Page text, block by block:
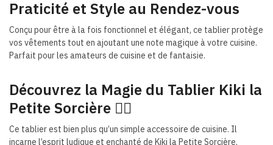
Praticité et Style au Rendez-vous
Conçu pour être à la fois fonctionnel et élégant, ce tablier protège
vos vêtements tout en ajoutant une note magique à votre cuisine.
Parfait pour les amateurs de cuisine et de fantaisie.
Découvrez la Magie du Tablier Kiki la
Petite Sorcière 🧙‍♀️
Ce tablier est bien plus qu’un simple accessoire de cuisine. Il
incarne l’esprit ludique et enchanté de Kiki la Petite Sorcière,